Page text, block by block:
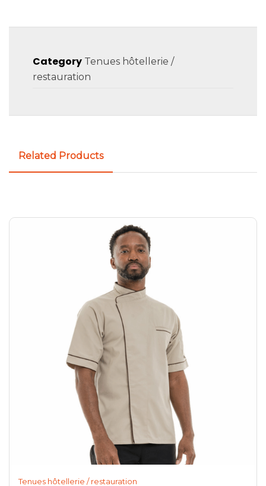
Category Tenues hôtellerie /
restauration
Related Products
Tenues hôtellerie / restauration